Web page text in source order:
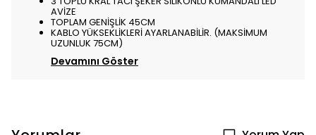
AVİZE
TOPLAM GENİŞLİK 45CM
KABLO YÜKSEKLİKLERİ AYARLANABİLİR. (MAKSİMUM
UZUNLUK 75CM)
Devamını Göster